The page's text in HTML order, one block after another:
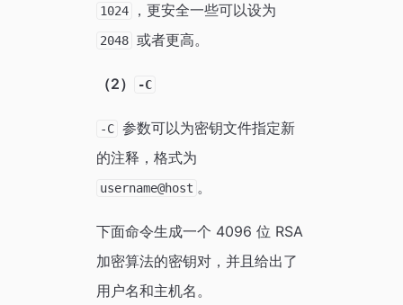
1024 ，更安全一些可以设为
2048 或者更高。
（2） -C
-C 参数可以为密钥文件指定新
的注释，格式为
username@host 。
下面命令生成一个 4096 位 RSA
加密算法的密钥对，并且给出了
用户名和主机名。